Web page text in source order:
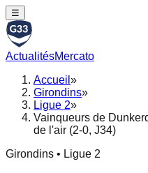
☰
ActualitésMercato
Accueil »
Girondins»
Ligue 2»
Vainqueurs de
de l'air (2-0, J34)
Girondins • Ligue 2